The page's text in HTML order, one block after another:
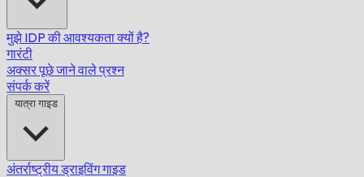
मुझे IDP की आवश्यकता क्यों है?
गारंटी
अक्सर पूछे जाने वाले प्रश्न
संपर्क करें
यात्रा गाइड
अंतर्राष्ट्रीय ड्राइविंग गाइड